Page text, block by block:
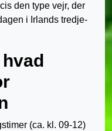
den type vejr, der
i Irlands tredje­
(ca. kl. 09-12)